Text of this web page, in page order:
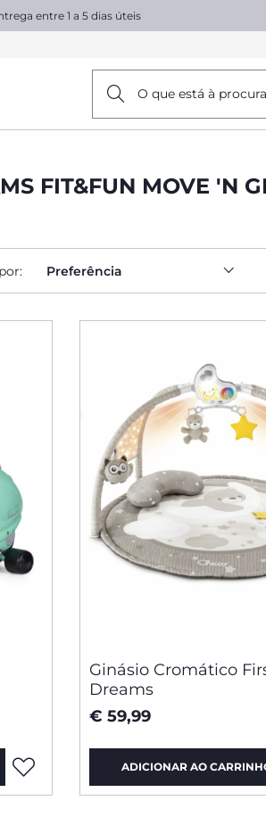
entre 1 a 5 dias úteis
O que está à
FIT&FUN MOVE 'N
Preferência
Ginásio Cromático
Dreams
€ 59,99
ADICIONAR AO